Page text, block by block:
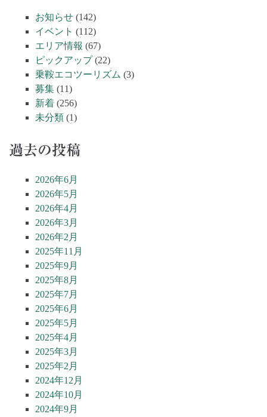
お知らせ (142)
イベント (112)
エリア情報 (67)
ピックアップ(22)
乗鞍エコツーリズム (3)
募集 (11)
新着 (256)
未分類 (1)
過去の投稿
2026年6月
2026年5月
2026年4月
2026年3月
2026年2月
2025年11月
2025年9月
2025年8月
2025年7月
2025年6月
2025年5月
2025年4月
2025年3月
2025年2月
2024年12月
2024年10月
2024年9月